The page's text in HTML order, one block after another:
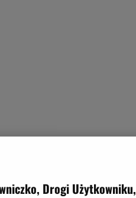
Drogi Użytkowniku,